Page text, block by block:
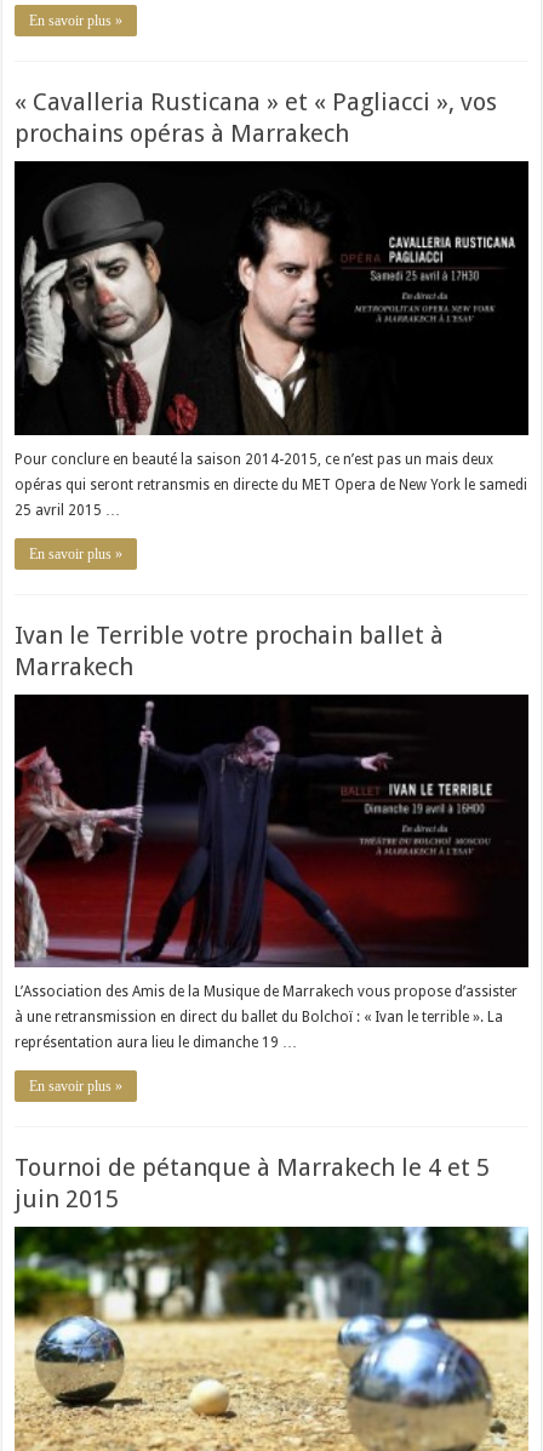
En savoir plus »
« Cavalleria Rusticana » et « Pagliacci », vos
prochains opéras à Marrakech
Pour conclure en beauté la saison 2014-2015, ce n’est pas un mais deux
opéras qui seront retransmis en directe du MET Opera de New York le samedi
25 avril 2015 …
En savoir plus »
Ivan le Terrible votre prochain ballet à
Marrakech
L’Association des Amis de la Musique de Marrakech vous propose d’assister
à une retransmission en direct du ballet du Bolchoï : « Ivan le terrible ». La
représentation aura lieu le dimanche 19 …
En savoir plus »
Tournoi de pétanque à Marrakech le 4 et 5
juin 2015